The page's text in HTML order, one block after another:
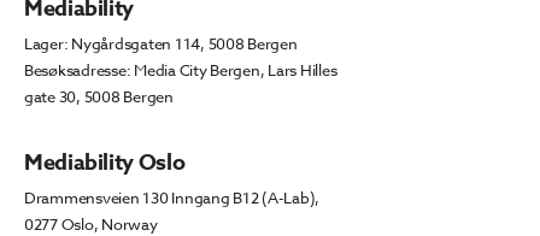
Mediability
Lager: Nygårdsgaten 114, 5008 Bergen
Besøksadresse: Media City Bergen, Lars Hilles
gate 30, 5008 Bergen
Mediability Oslo
Drammensveien 130 Inngang B12 (A-Lab),
0277 Oslo, Norway